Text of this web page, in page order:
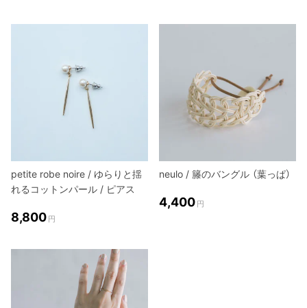
petite robe noire / ゆらりと揺
れるコットンパール / ピアス
8,800 円
neulo / 籐のバングル （葉っぱ）
4,400 円